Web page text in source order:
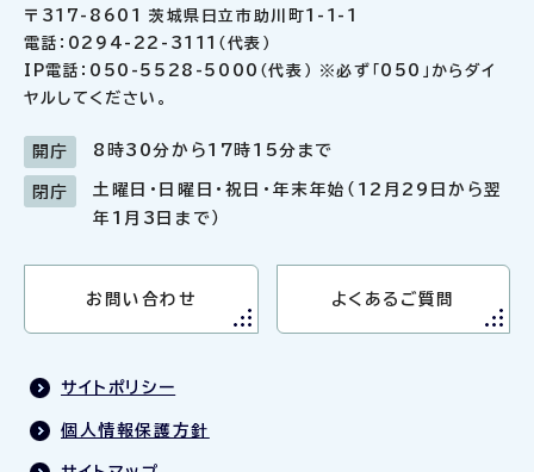
〒317-8601 茨城県日立市助川町1-1-1
電話：0294-22-3111（代表）
IP電話：050-5528-5000（代表） ※必ず「050」からダイ
ヤルしてください。
開庁 8時30分から17時15分まで
閉庁
土曜日・日曜日・祝日・年末年始（12月29日から翌
年1月3日まで）
お問い合わせ よくあるご質問
サイトポリシー
個人情報保護方針